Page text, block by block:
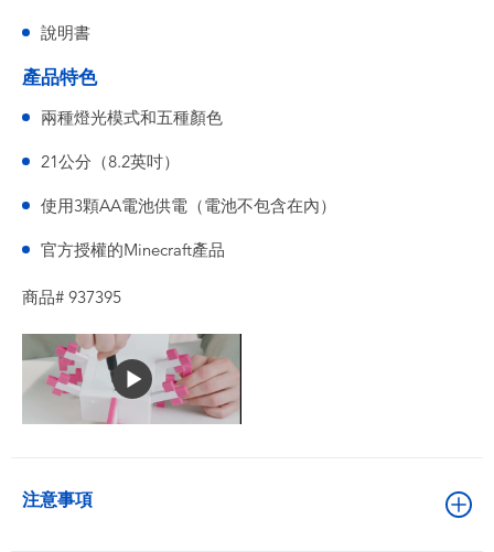
說明書
產品特色
兩種燈光模式和五種顏色
21公分（8.2英吋）
使用3顆AA電池供電（電池不包含在內）
官方授權的Minecraft產品
商品# 937395
注意事項